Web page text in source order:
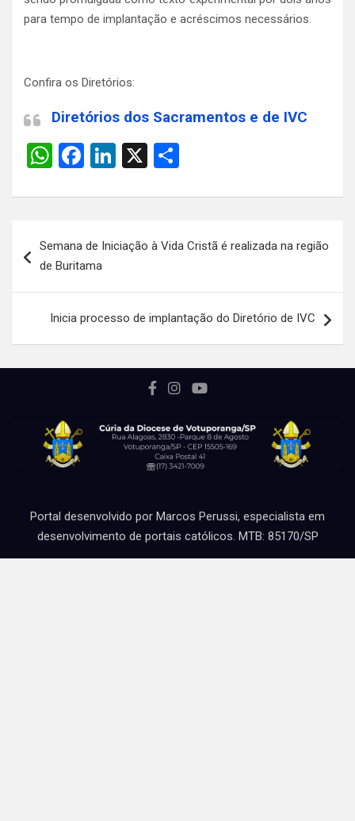
para tempo de implantação e acréscimos necessários.
Confira os Diretórios:
Diretórios dos Sacramentos e de IVC
W
at
A
p
F
ce
o
k
Li
ke
n
X
ar
de
Semana de Iniciação à Vida Cristã é realizada na região
de Buritama
Inicia processo de implantação do Diretório de IVC
Portal desenvolvido por Marcos Perussi, especialista em
desenvolvimento de portais católicos. MTB: 85170/SP